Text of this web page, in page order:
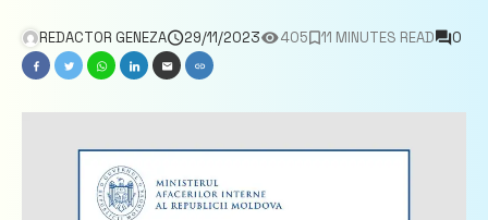
REDACTOR GENEZA 29/11/2023 405 11 MINUTES READ 0